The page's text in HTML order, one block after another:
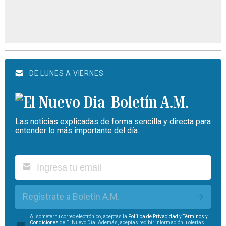
DE LUNES A VIERNES
Boletín A.M.
Las noticias explicadas de forma sencilla y directa para
entender lo más importante del día.
Regístrate a Boletín A.M.
Al someter tu correo electrónico, aceptas la Política de Privacidad yTérminos y
Condiciones de El Nuevo Día. Además, aceptas recibir información u ofertas